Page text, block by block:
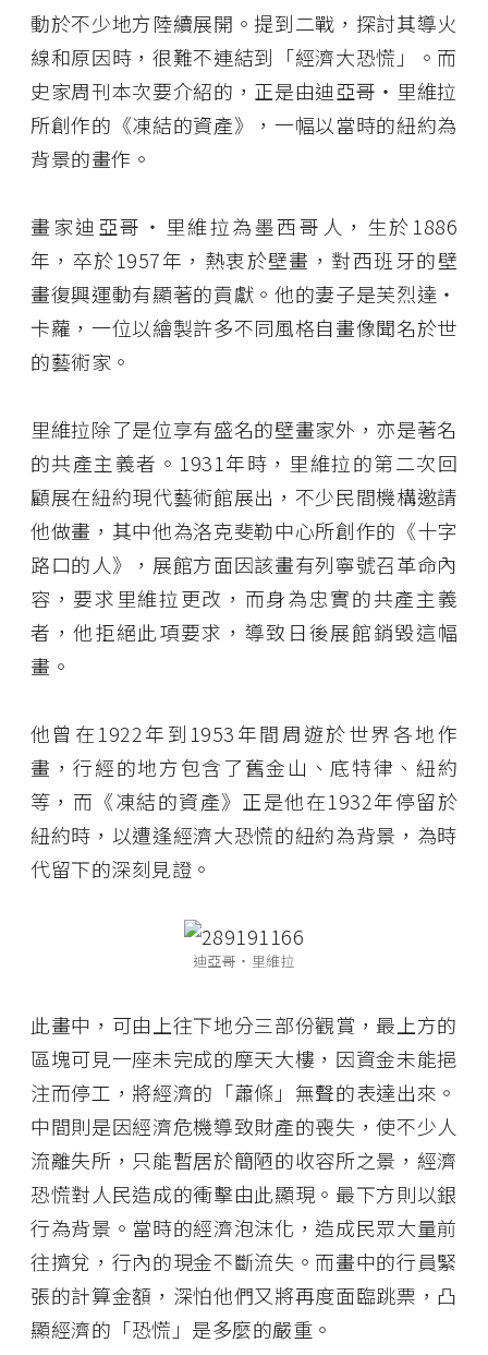
動於不少地方陸續展開。提到二戰，探討其導火
線和原因時，很難不連結到「經濟大恐慌」。而
史家周刊本次要介紹的，正是由迪亞哥‧里維拉
所創作的《凍結的資產》，一幅以當時的紐約為
背景的畫作。
畫家迪亞哥‧里維拉為墨西哥人，生於1886
年，卒於1957年，熱衷於壁畫，對西班牙的壁
畫復興運動有顯著的貢獻。他的妻子是芙烈達‧
卡蘿，一位以繪製許多不同風格自畫像聞名於世
的藝術家。
里維拉除了是位享有盛名的壁畫家外，亦是著名
的共產主義者。1931年時，里維拉的第二次回
顧展在紐約現代藝術館展出，不少民間機構邀請
他做畫，其中他為洛克斐勒中心所創作的《十字
路口的人》，展館方面因該畫有列寧號召革命內
容，要求里維拉更改，而身為忠實的共產主義
者，他拒絕此項要求，導致日後展館銷毀這幅
畫。
他曾在1922年到1953年間周遊於世界各地作
畫，行經的地方包含了舊金山、底特律、紐約
等，而《凍結的資產》正是他在1932年停留於
紐約時，以遭逢經濟大恐慌的紐約為背景，為時
代留下的深刻見證。
迪亞哥‧里維拉
此畫中，可由上往下地分三部份觀賞，最上方的
區塊可見一座未完成的摩天大樓，因資金未能挹
注而停工，將經濟的「蕭條」無聲的表達出來。
中間則是因經濟危機導致財產的喪失，使不少人
流離失所，只能暫居於簡陋的收容所之景，經濟
恐慌對人民造成的衝擊由此顯現。最下方則以銀
行為背景。當時的經濟泡沫化，造成民眾大量前
往擠兌，行內的現金不斷流失。而畫中的行員緊
張的計算金額，深怕他們又將再度面臨跳票，凸
顯經濟的「恐慌」是多麼的嚴重。